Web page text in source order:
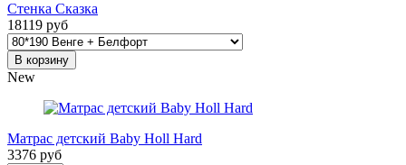
Стенка Сказка
18119 руб
В корзину
New
Матрас детский Baby Holl Hard
3376 руб